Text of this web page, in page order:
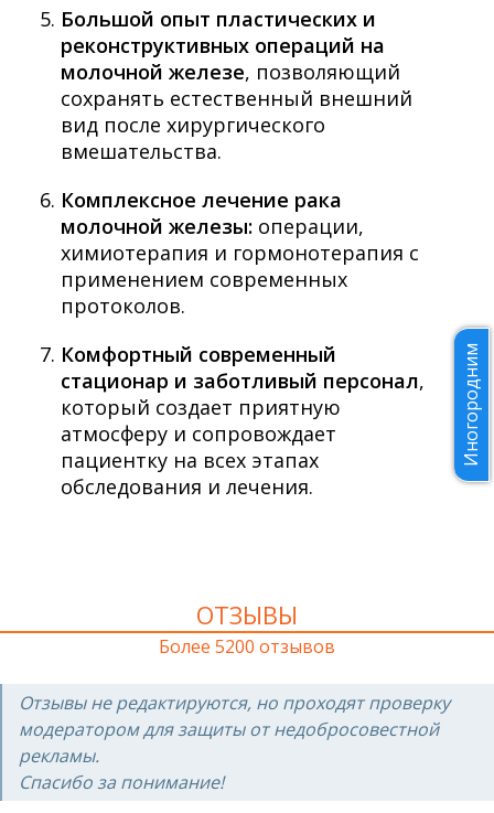
Большой опыт пластических и
реконструктивных операций на
молочной железе, позволяющий
сохранять естественный внешний
вид после хирургического
вмешательства.
Комплексное лечение рака
молочной железы: операции,
химиотерапия и гормонотерапия с
применением современных
протоколов.
Комфортный современный
стационар и заботливый персонал,
который создает приятную
атмосферу и сопровождает
пациентку на всех этапах
обследования и лечения.
ОТЗЫВЫ
Более 5200 отзывов
Отзывы не редактируются, но проходят проверку
модератором для защиты от недобросовестной
рекламы.
Спасибо за понимание!
Иногородним